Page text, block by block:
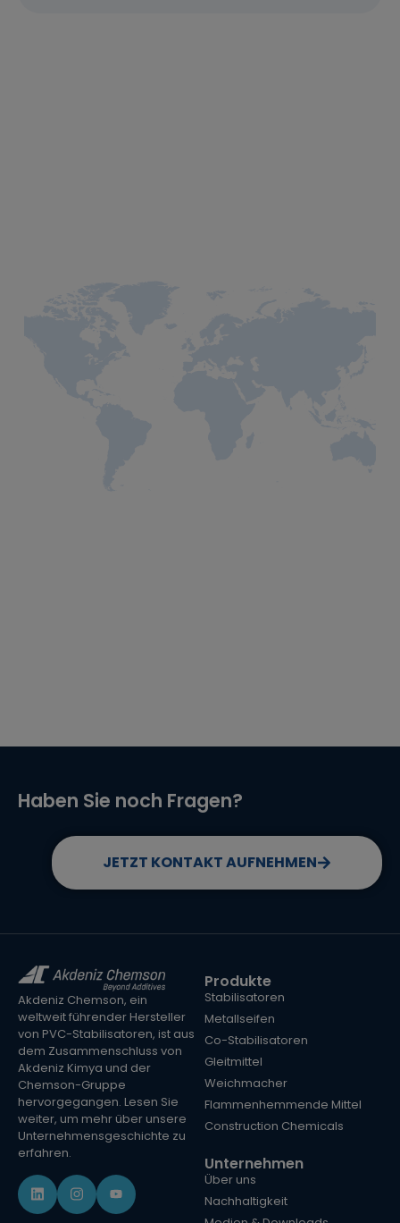
Haben Sie noch Fragen?
JETZT KONTAKT AUFNEHMEN
Akdeniz Chemson, ein
weltweit führender Hersteller
von PVC-Stabilisatoren, ist aus
dem Zusammenschluss von
Akdeniz Kimya und der
Chemson-Gruppe
hervorgegangen. Lesen Sie
weiter, um mehr über unsere
Unternehmensgeschichte zu
erfahren.
Produkte
Stabilisatoren
Metallseifen
Co-Stabilisatoren
Gleitmittel
Weichmacher
Flammenhemmende Mittel
Construction Chemicals
Unternehmen
Über uns
Nachhaltigkeit